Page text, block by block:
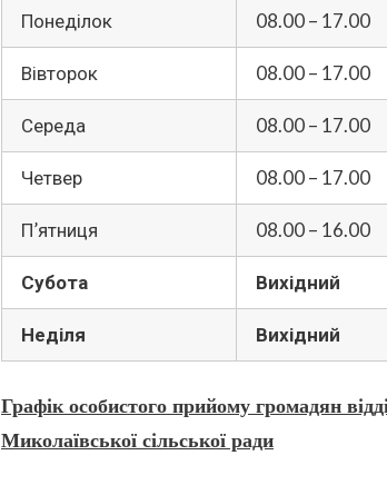
Понеділок 08.00 – 17.00
Вівторок 08.00 – 17.00
Середа 08.00 – 17.00
Четвер 08.00 – 17.00
П’ятниця 08.00 – 16.00
Субота Вихідний
Неділя Вихідний
Графік особистого прийому громадян
Миколаївської сільської ради